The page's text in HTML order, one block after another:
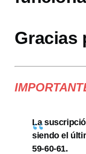
Gracias
La
siendo el
59-60-61.